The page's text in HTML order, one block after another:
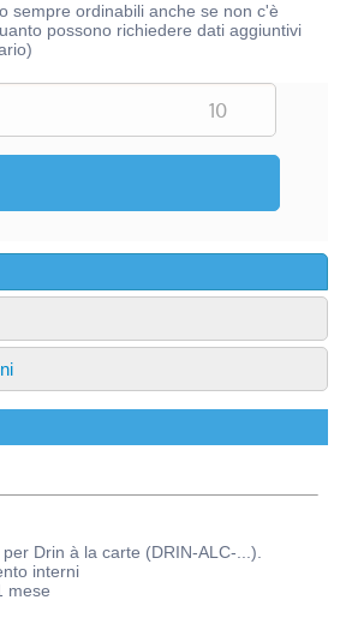
sempre ordinabili anche se non c'è
possono richiedere dati aggiuntivi
Drin à la carte (DRIN-ALC-...).
interni
mese